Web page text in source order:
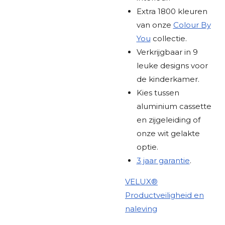
Extra 1800 kleuren
van onze Colour By
You collectie.
Verkrijgbaar in 9
leuke designs voor
de kinderkamer.
Kies tussen
aluminium cassette
en zijgeleiding of
onze wit gelakte
optie.
3 jaar garantie.
VELUX®
Productveiligheid en
naleving